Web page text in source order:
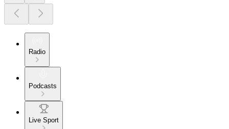
Radio
Podcasts
Live Sport